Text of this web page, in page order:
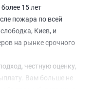
15 лет
пожара по всей
Киев, и
на рынке срочного
честную оценку,
Вам больше не